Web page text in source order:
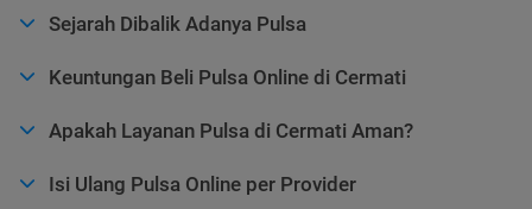
Sejarah Dibalik Adanya Pulsa
Keuntungan Beli Pulsa Online di Cermati
Apakah Layanan Pulsa di Cermati Aman?
Isi Ulang Pulsa Online per Provider